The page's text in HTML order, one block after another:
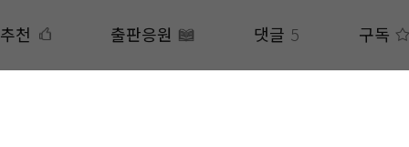
추천 출판응원 댓글 5 구독